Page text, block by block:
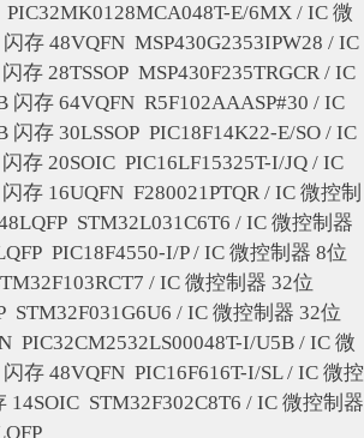
PIC32MK0128MCA048T-E/6MX / IC 微
存 48VQFN MSP430G2353IPW28 / IC
存 28TSSOP MSP430F235TRGCR / IC
闪存 64VQFN R5F102AAASP#30 / IC
闪存 30LSSOP PIC18F14K22-E/SO / IC
存 20SOIC PIC16LF15325T-I/JQ / IC
存 16UQFN F280021PTQR / IC 微控制
STM32L031C6T6 / IC 微控制器
PIC18F4550-I/P / IC 微控制器 8位
/ IC 微控制器 32位
STM32F031G6U6 / IC 微控制器 32位
PIC32CM2532LS00048T-I/U5B / IC 微
存 48VQFN PIC16F616T-I/SL / IC 微控
14SOIC STM32F302C8T6 / IC 微控制器